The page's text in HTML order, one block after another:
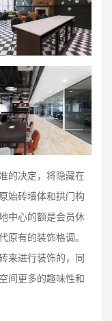
的决定，将隐藏在
始砖墙体和拱门构
中心的额是会员休
原有的装饰格调。
来进行装饰的，同
间更多的趣味性和